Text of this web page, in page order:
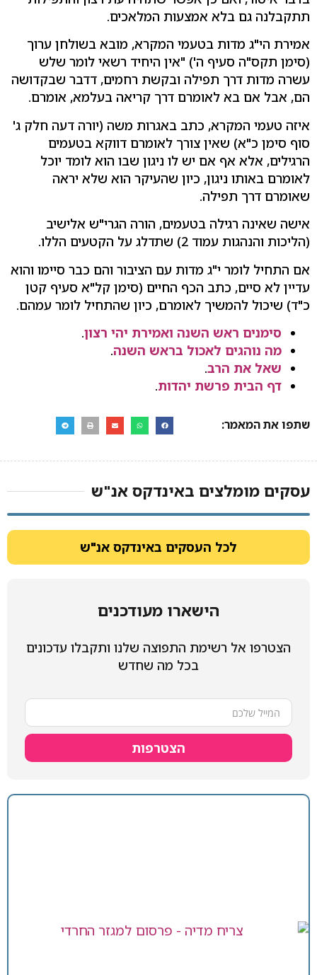
תתקבלנה גם בלא אמצעות המלאכים.
אמירת הי"ג מדות בטעמי המקרא, מובא בשולחן ערוך
(סימן תקס"ה סעיף ה') "אין היחיד רשאי לומר שלש
עשרה מדות דרך תפילה ובקשת רחמים, דדבר שבקדושה
הם, אבל אם בא לאומרם דרך קריאה בעלמא, אומרם.
איזה טעמי המקרא, כתב באגרות משה (יורה דעה חלק ג'
סוף סימן כ"א) שאין צורך לאומרם דווקא בטעמים
הרגילים, אלא אף אם יש לו ניגון שבו הוא לומד יוכל
לאומרם באותו ניגון, כיון שהעיקר הוא שלא יראה
שאומרם דרך תפילה.
אישה שאינה רגילה בטעמים, הורה הגרי"ש אלישיב
(הליכות והנהגות עמוד 2) שתדלג על הקטעים הללו.
אם התחיל לומר י"ג מדות עם הציבור והם כבר סיימו והוא
עדיין לא סיים, כתב הכף החיים (סימן קל"א סעיף קטן
כ"ד) שיכול להמשיך לאומרם, כיון שהתחיל לומר עמהם.
סימנים ראש השנה ואמירת יהי רצון.
מה נוהגים לאכול בראש השנה.
שאל את הרב.
דף הבית פרשת יהדות.
שתפו את המאמר:
עסקים מומלצים באינדקס אנ"ש​
לכל העסקים באינדקס אנ"ש
הישארו מעודכנים
הצטרפו אל רשימת התפוצה שלנו ותקבלו עדכונים
בכל מה שחדש
הצטרפות